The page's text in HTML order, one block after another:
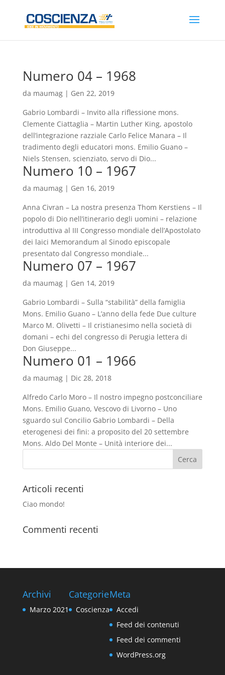
Numero 04 – 1968
da maumag| Gen 22, 2019
Gabrio Lombardi – Invito alla riflessione mons.
Clemente Ciattaglia – Martin Luther King, apostolo
dell’integrazione razziale Carlo Felice Manara – Il
tradimento degli educatori mons. Emilio Guano –
Niels Stensen, scienziato, servo di Dio...
Numero 10 – 1967
da maumag| Gen 16, 2019
Anna Civran – La nostra presenza Thom Kerstiens – Il
popolo di Dio nell’itinerario degli uomini – relazione
introduttiva al III Congresso mondiale dell’Apostolato
dei laici Memorandum al Sinodo episcopale
presentato dal Congresso mondiale...
Numero 07 – 1967
da maumag| Gen 14, 2019
Gabrio Lombardi – Sulla “stabilità” della famiglia
Mons. Emilio Guano – L’anno della fede Due culture
Marco M. Olivetti – Il cristianesimo nella società di
domani – echi del congresso di Perugia lettera di
Don Giuseppe...
Numero 01 – 1966
da maumag| Dic 28, 2018
Alfredo Carlo Moro – Il nostro impegno postconciliare
Mons. Emilio Guano, Vescovo di Livorno – Uno
sguardo sul Concilio Gabrio Lombardi – Della
eterogenesi dei fini: a proposito del 20 settembre
Mons. Aldo Del Monte – Unità interiore dei...
Articoli recenti
Ciao mondo!
Commenti recenti
Archivi
Marzo 2021
Categorie
Coscienza
Meta
Accedi
Feed dei contenuti
Feed dei commenti
WordPress.org